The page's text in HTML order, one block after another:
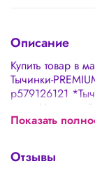
Описание
Купить товар в
Тычинки-
p579126121
нити. На
всего 288
Показать
Отзывы